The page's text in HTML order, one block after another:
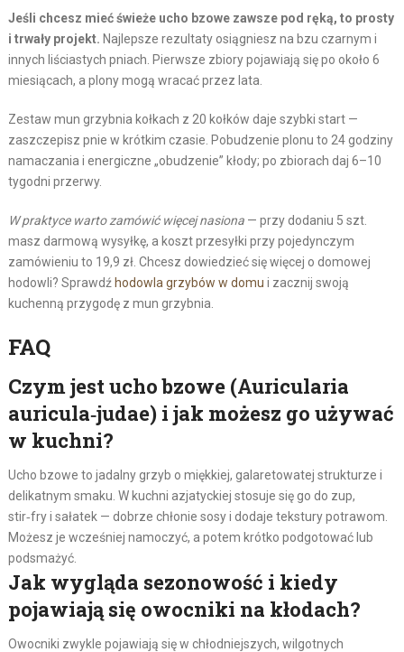
Jeśli chcesz mieć świeże ucho bzowe zawsze pod ręką, to prosty
i trwały projekt. Najlepsze rezultaty osiągniesz na bzu czarnym i
innych liściastych pniach. Pierwsze zbiory pojawiają się po około 6
miesiącach, a plony mogą wracać przez lata.
Zestaw mun grzybnia kołkach z 20 kołków daje szybki start —
zaszczepisz pnie w krótkim czasie. Pobudzenie plonu to 24 godziny
namaczania i energiczne „obudzenie” kłody; po zbiorach daj 6–10
tygodni przerwy.
W praktyce warto zamówić więcej nasiona— przy dodaniu 5 szt.
masz darmową wysyłkę, a koszt przesyłki przy pojedynczym
zamówieniu to 19,9 zł. Chcesz dowiedzieć się więcej o domowej
hodowli? Sprawdź hodowla grzybów w domu i zacznij swoją
kuchenną przygodę z mun grzybnia.
FAQ
Czym jest ucho bzowe (Auricularia
auricula‑judae) i jak możesz go używać
w kuchni?
Ucho bzowe to jadalny grzyb o miękkiej, galaretowatej strukturze i
delikatnym smaku. W kuchni azjatyckiej stosuje się go do zup,
stir‑fry i sałatek — dobrze chłonie sosy i dodaje tekstury potrawom.
Możesz je wcześniej namoczyć, a potem krótko podgotować lub
podsmażyć.
Jak wygląda sezonowość i kiedy
pojawiają się owocniki na kłodach?
Owocniki zwykle pojawiają się w chłodniejszych, wilgotnych